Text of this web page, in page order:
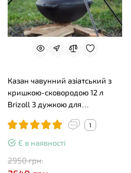
Казан чавунний азіатський з
кришкою-сковородою 12 л
Brizoll З дужкою для
1
Є в наявності
2950 грн.